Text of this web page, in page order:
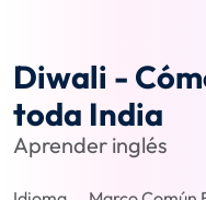
Diwali -
toda India
Aprender inglés